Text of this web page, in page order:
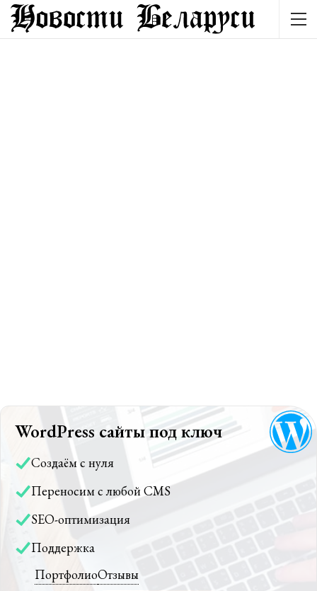
WordPress сайты под ключ
Создаём с нуля
Переносим с любой CMS
SEO-оптимизация
Поддержка
ПортфолиоОтзывы